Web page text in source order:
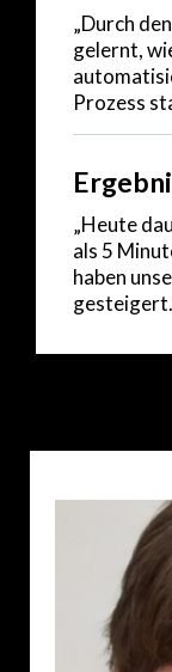
„Durch
gelernt,
Prozess
„Heute
als 5
haben